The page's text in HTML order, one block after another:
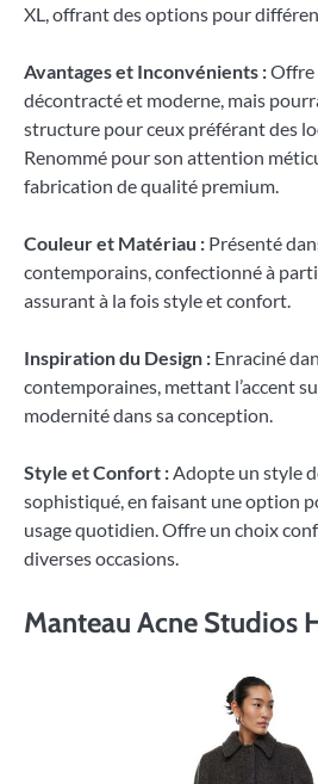
XL, offrant des options pour
Avantages et Inconvénients :Offre
décontracté et moderne, mais
structure pour ceux préférant des
Renommé pour son attention
fabrication de qualité premium.
Couleur et Matériau : Présenté
contemporains, confectionné à
assurant à la fois style et confort.
Inspiration du Design : Enraciné
contemporaines, mettant l’accent
modernité dans sa conception.
Style et Confort :Adopte un style
sophistiqué, en faisant une option
usage quotidien. Offre un choix
diverses occasions.
Manteau Acne Studios